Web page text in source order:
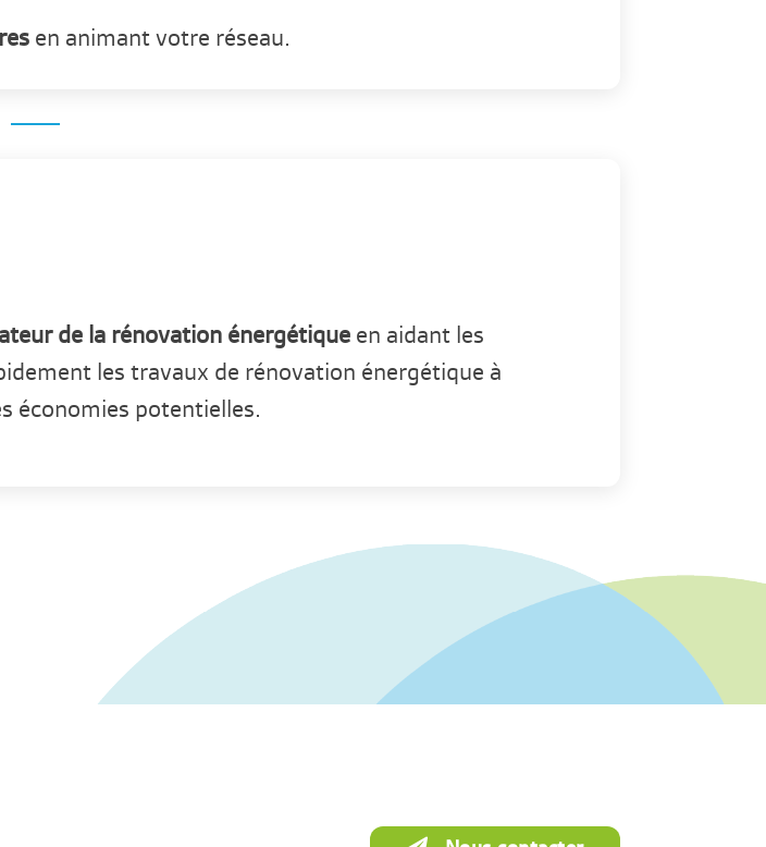
en animant votre réseau.
de la rénovation énergétique en aidant les
les travaux de rénovation énergétique à
économies potentielles.